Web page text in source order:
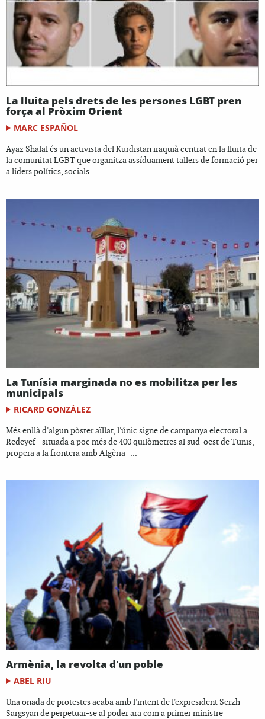
La lluita pels drets de les persones LGBT pren
força al Pròxim Orient
MARC ESPAÑOL
Ayaz Shalal és un activista del Kurdistan iraquià centrat en la lluita de
la comunitat LGBT que organitza assíduament tallers de formació per
a líders polítics, socials...
La Tunísia marginada no es mobilitza per les
municipals
RICARD GONZÀLEZ
Més enllà d'algun pòster aïllat, l'únic signe de campanya electoral a
Redeyef –situada a poc més de 400 quilòmetres al sud-oest de Tunis,
propera a la frontera amb Algèria–...
Armènia, la revolta d'un poble
ABEL RIU
Una onada de protestes acaba amb l'intent de l'expresident Serzh
Sargsyan de perpetuar-se al poder ara com a primer ministre